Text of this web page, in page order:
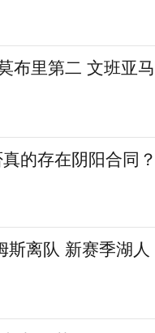
布里第二 文班亚马
的存在阴阳合同？
斯离队 新赛季湖人